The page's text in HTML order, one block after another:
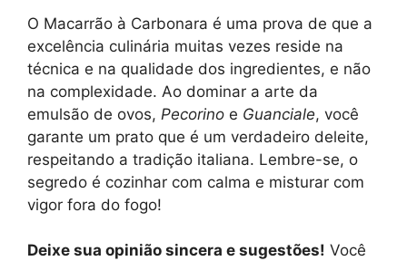
O Macarrão à Carbonara é uma prova de que a
excelência culinária muitas vezes reside na
técnica e na qualidade dos ingredientes, e não
na complexidade. Ao dominar a arte da
emulsão de ovos, Pecorino e Guanciale, você
garante um prato que é um verdadeiro deleite,
respeitando a tradição italiana. Lembre-se, o
segredo é cozinhar com calma e misturar com
vigor fora do fogo!
Deixe sua opinião sincera e sugestões! Você